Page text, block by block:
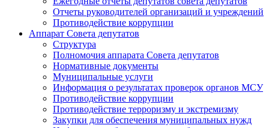
Отчеты руководителей организаций и учреждений
Противодействие коррупции
Аппарат Совета депутатов
Структура
Полномочия аппарата Совета депутатов
Нормативные документы
Муниципальные услуги
Информация о результатах проверок органов МСУ
Противодействие коррупции
Противодействие терроризму и экстремизму
Закупки для обеспечения муниципальных нужд